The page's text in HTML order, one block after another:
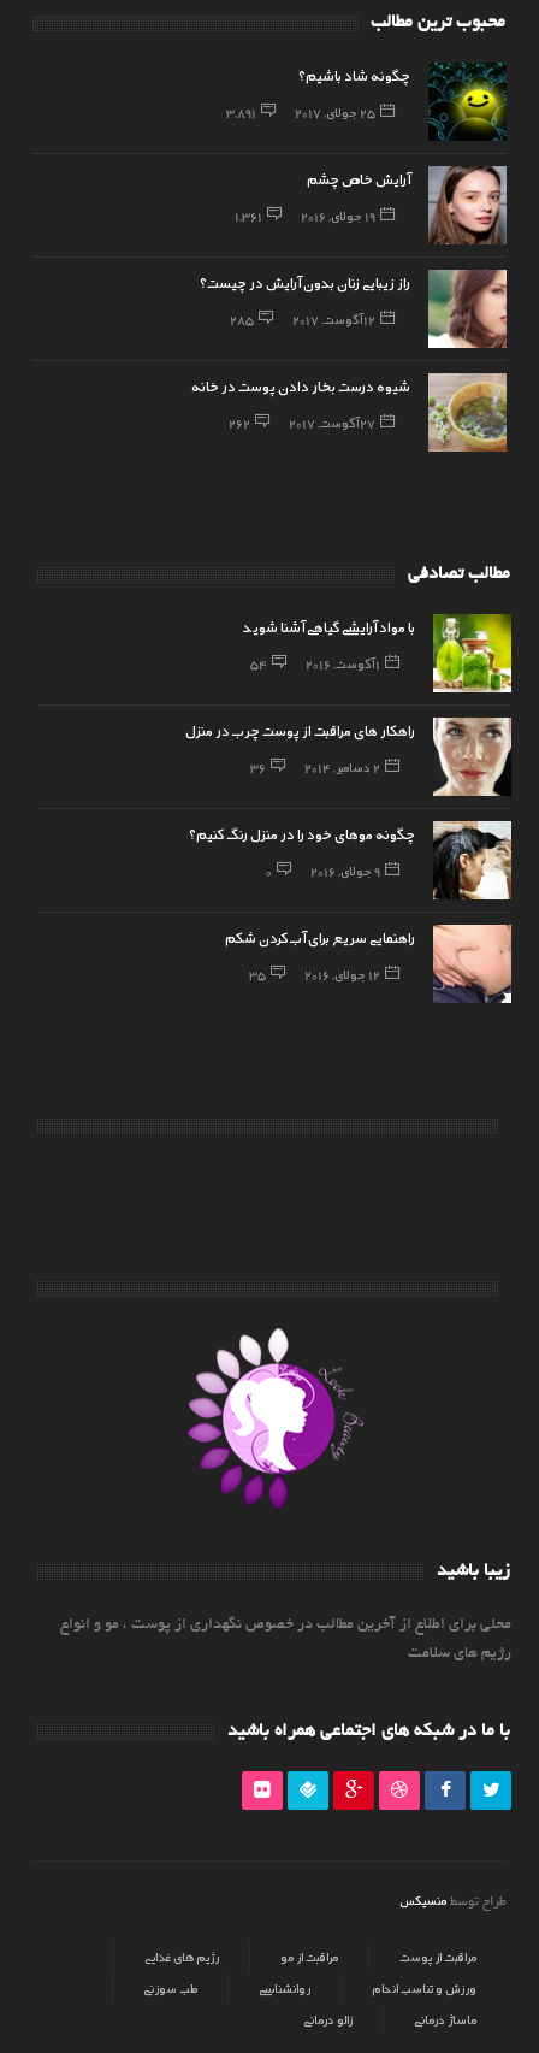
محبوب ترین مطالب
چگونه شاد باشیم؟
25 جولای, 2017 3,891
آرایش خاص چشم
19 جولای, 2016 1,361
راز زیبایی زنان بدون آرایش در چیست؟
12 آگوست, 2017 285
شیوه درست بخار دادن پوست در خانه
27 آگوست, 2017 262
مطالب تصادفی
با مواد آرایشی گیاهی آشنا شوید
1 آگوست, 2016 54
راهکار های مراقبت از پوست چرب در منزل
2 دسامبر, 2014 36
چگونه موهای خود را در منزل رنگ کنیم؟
9 جولای, 2016 0
راهنمایی سریع برای آب کردن شکم
12 جولای, 2016 35
زیبا باشید
محلی برای اطلاع از آخرین مطالب در خصوص نگهداری از پوست ، مو و انواع
رژیم های سلامت
با ما در شبکه های اجتماعی همراه باشید
طراح توسط منسیکس
مراقبت از پوست مراقبت از مو
رژیم های غذایی
ورزش و تناسب اندام
روانشناسی
طب سوزنی
ماساژ درمانی
زالو درمانی